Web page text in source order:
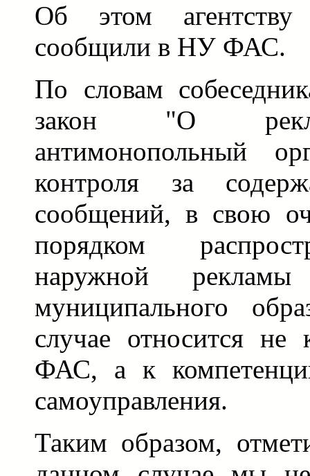
Об этом
сообщили в НУ ФАС.
По словам
закон "О
антимонопольный
контроля за
сообщений, в свою
порядком
наружной
муниципального
случае относится
ФАС, а к
самоуправления.
Таким образом,